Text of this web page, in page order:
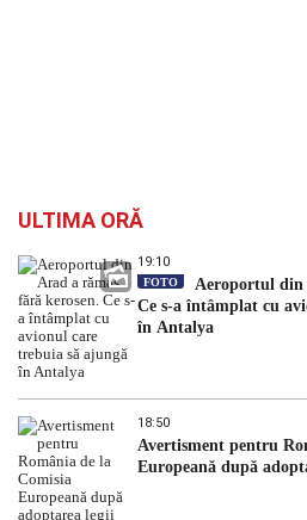
ULTIMA ORĂ
19:10
FOTO
Aeroportul din
Ce s-a întâmplat cu
în Antalya
18:50
Avertisment pentru
Europeană după